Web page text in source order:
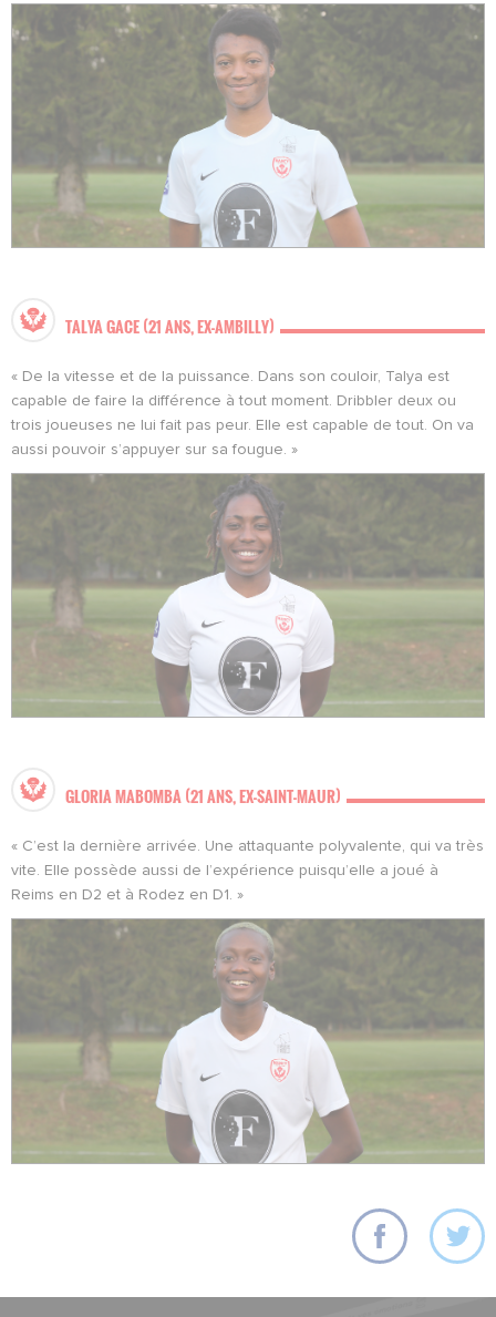
TALYA GACE (21 ANS, EX-AMBILLY)
« De la vitesse et de la puissance. Dans son couloir, Talya est
capable de faire la différence à tout moment. Dribbler deux ou
trois joueuses ne lui fait pas peur. Elle est capable de tout. On va
aussi pouvoir s’appuyer sur sa fougue. »
GLORIA MABOMBA (21 ANS, EX-SAINT-MAUR)
« C’est la dernière arrivée. Une attaquante polyvalente, qui va très
vite. Elle possède aussi de l’expérience puisqu’elle a joué à
Reims en D2 et à Rodez en D1. »